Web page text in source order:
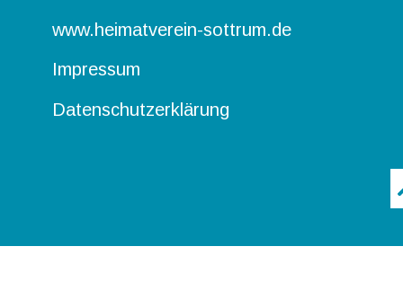
www.heimatverein-sottrum.de
Impressum
Datenschutzerklärung